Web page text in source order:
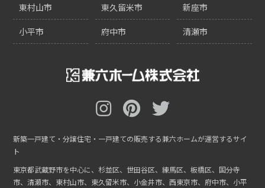
東村山市 東久留米市 新座市
小平市 府中市 清瀬市
新築一戸建て・分譲住宅・一戸建ての販売する兼六ホームが運営するサイ
ト
東京都武蔵野市を中心に、杉並区、世田谷区、練馬区、板橋区、国分寺
市、清瀬市、東村山市、東久留米市、小金井市、西東京市、府中市、小平